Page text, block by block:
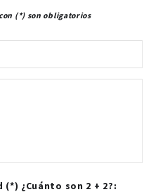
(*) son obligatorios
¿Cuánto son 2 + 2?: